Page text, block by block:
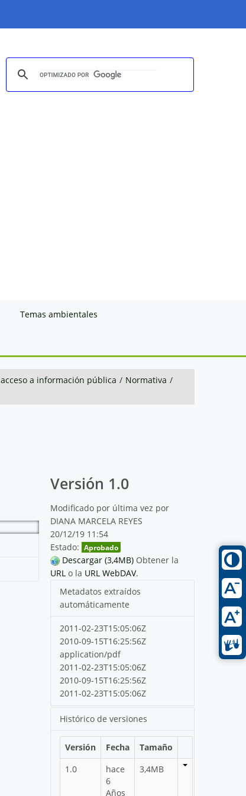
Temas ambientales
a información pública / Normativa /
Versión 1.0
Modificado por última vez por
DIANA MARCELA REYES
20/12/19 11:54
Estado: Aprobado
Descargar (3,4MB) Obtener la
URL o la URL WebDAV.
Metadatos extraídos
automáticamente
2011-02-23T15:05:06Z
2010-09-15T16:25:56Z
application/pdf
2011-02-23T15:05:06Z
2010-09-15T16:25:56Z
2011-02-23T15:05:06Z
Histórico de versiones
Versión Fecha
Tamaño
1.0
hace
6
Años
3,4MB